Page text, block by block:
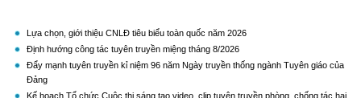
Định hướng công tác tuyên truyền miệng tháng 8/2026
Đẩy mạnh tuyên truyền kỉ niệm 96 năm Ngày truyền thống ngành Tuyên giáo của
Đảng
Kế hoạch Tổ chức Cuộc thi sáng tạo video, clip tuyên truyền phòng, chống tác hại